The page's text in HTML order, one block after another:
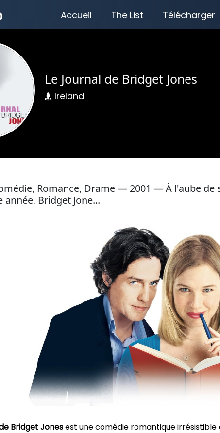
Accueil The List Télécharger
Le Journal de Bridget Jones
Ireland
Romance, Drame — 2001 — À l'aube de
année, Bridget Jone...
Bridget Jonesest une comédie romantique irrésistible